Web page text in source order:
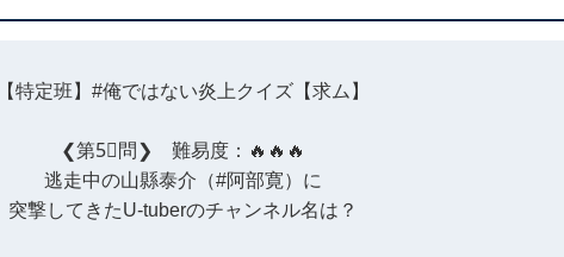
【特定班】 #俺ではない炎上クイズ 【求ム】
❮第5⃣問❯ 難易度：🔥🔥🔥
逃走中の山縣泰介（#阿部寛）に
突撃してきたU-tuberのチャンネル名は？